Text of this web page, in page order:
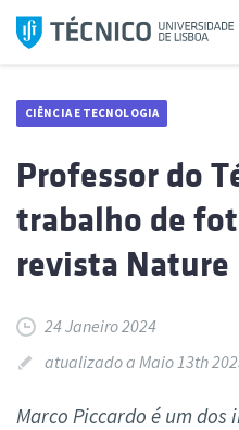
Saltar
para
CIÊNCIA E TECNOLOGIA
Professor do
trabalho de
revista Nature
24 Janeiro 2024
atualizado a Maio 13th
Marco Piccardo é um